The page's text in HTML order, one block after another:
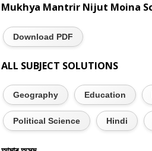
Mukhya Mantrir Nijut Moina
Download PDF
ALL SUBJECT SOLUTIONS
Geography Education
Political Science Hindi